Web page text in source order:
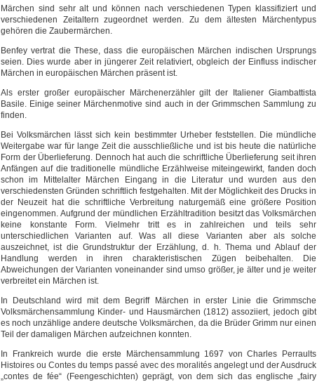
Märchen sind sehr alt und können nach verschiedenen Typen klassifiziert und
verschiedenen Zeitaltern zugeordnet werden. Zu dem ältesten Märchentypus
gehören die Zaubermärchen.
Benfey vertrat die These, dass die europäischen Märchen indischen Ursprungs
seien. Dies wurde aber in jüngerer Zeit relativiert, obgleich der Einfluss indischer
Märchen in europäischen Märchen präsent ist.
Als erster großer europäischer Märchenerzähler gilt der Italiener Giambattista
Basile. Einige seiner Märchenmotive sind auch in der Grimmschen Sammlung zu
finden.
Bei Volksmärchen lässt sich kein bestimmter Urheber feststellen. Die mündliche
Weitergabe war für lange Zeit die ausschließliche und ist bis heute die natürliche
Form der Überlieferung. Dennoch hat auch die schriftliche Überlieferung seit ihren
Anfängen auf die traditionelle mündliche Erzählweise miteingewirkt, fanden doch
schon im Mittelalter Märchen Eingang in die Literatur und wurden aus den
verschiedensten Gründen schriftlich festgehalten. Mit der Möglichkeit des Drucks in
der Neuzeit hat die schriftliche Verbreitung naturgemäß eine größere Position
eingenommen. Aufgrund der mündlichen Erzähltradition besitzt das Volksmärchen
keine konstante Form. Vielmehr tritt es in zahlreichen und teils sehr
unterschiedlichen Varianten auf. Was all diese Varianten aber als solche
auszeichnet, ist die Grundstruktur der Erzählung, d. h. Thema und Ablauf der
Handlung werden in ihren charakteristischen Zügen beibehalten. Die
Abweichungen der Varianten voneinander sind umso größer, je älter und je weiter
verbreitet ein Märchen ist.
In Deutschland wird mit dem Begriff Märchen in erster Linie die Grimmsche
Volksmärchensammlung Kinder- und Hausmärchen (1812) assoziiert, jedoch gibt
es noch unzählige andere deutsche Volksmärchen, da die Brüder Grimm nur einen
Teil der damaligen Märchen aufzeichnen konnten.
In Frankreich wurde die erste Märchensammlung 1697 von Charles Perraults
Histoires ou Contes du temps passé avec des moralités angelegt und der Ausdruck
„contes de fée“ (Feengeschichten) geprägt, von dem sich das englische „fairy